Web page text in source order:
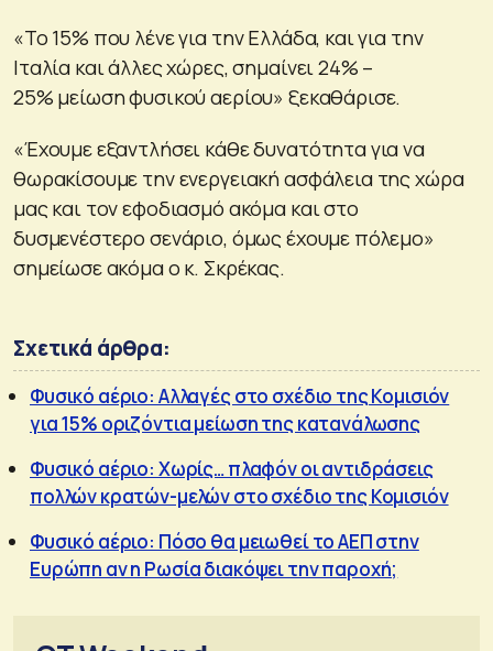
«Το 15% που λένε για την Ελλάδα, και για την
Ιταλία και άλλες χώρες, σημαίνει 24% –
25% μείωση φυσικού αερίου» ξεκαθάρισε.
«Έχουμε εξαντλήσει κάθε δυνατότητα για να
θωρακίσουμε την ενεργειακή ασφάλεια της χώρα
μας και τον εφοδιασμό ακόμα και στο
δυσμενέστερο σενάριο, όμως έχουμε πόλεμο»
σημείωσε ακόμα ο κ. Σκρέκας.
Σχετικά άρθρα:
Φυσικό αέριο: Αλλαγές στο σχέδιο της Κομισιόν
για 15% οριζόντια μείωση της κατανάλωσης
Φυσικό αέριο: Χωρίς… πλαφόν οι αντιδράσεις
πολλών κρατών-μελών στο σχέδιο της Κομισιόν
Φυσικό αέριο: Πόσο θα μειωθεί το ΑΕΠ στην
Ευρώπη αν η Ρωσία διακόψει την παροχή;